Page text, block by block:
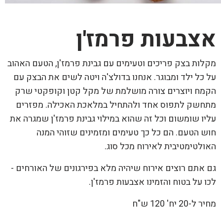
אצבעות פרמז'ן
מקלות בצק פריכים וטעימים עם גבינת פרמז'ן, הטעם האהוב
על כל ילד ומבוגר. אנחנו בדולצ'ה ויטה לשים את הבצק עם
הקמח ויוצרים צורה מושלמת של מקל קטן וקופקטי שרק
מתחשק לתפוס אחד ולהתחיל במלאכת האכילה. מפזרים
עליו שומשום וכל זה שהוא במילוי גבינת פרמז'ן שמגרה את
חוש הטעם. הם כל כך טעימים ומזמינים שזוהי המנה
האולטימטיבית לאירוח מכל סוג.
גם אתם רוצים אירוח שיהיה מלא בפירגונים של האורחים -
לכו על בטוח והזמינו אצבעות פרמז'ן.
מחיר ל-20 יח' 120 ש"ח